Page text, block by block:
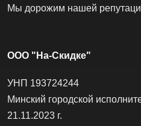
Мы дорожим нашей
ООО "На-Скидке"
УНП 193724244
Минский городской
21.11.2023 г.